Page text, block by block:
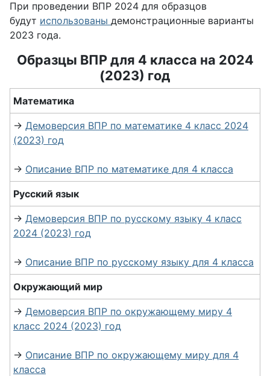
При проведении ВПР 2024 для образцов
будут использованы демонстрационные варианты
2023 года.
Образцы ВПР для 4 класса на 2024
(2023) год
Математика
→ Демоверсия ВПР по математике 4 класс 2024
(2023) год
→ Описание ВПР по математике для 4 класса
Русский язык
→ Демоверсия ВПР по русскому языку 4 класс
2024 (2023) год
→ Описание ВПР по русскому языку для 4 класса
Окружающий мир
→ Демоверсия ВПР по окружающему миру 4
класс 2024 (2023) год
→ Описание ВПР по окружающему миру для 4
класса